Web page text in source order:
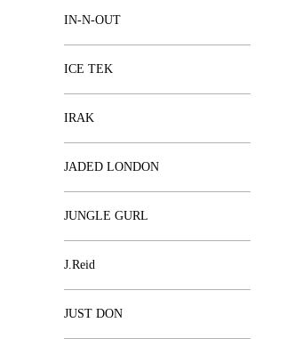
IN-N-OUT
ICE TEK
IRAK
JADED LONDON
JUNGLE GURL
J.Reid
JUST DON